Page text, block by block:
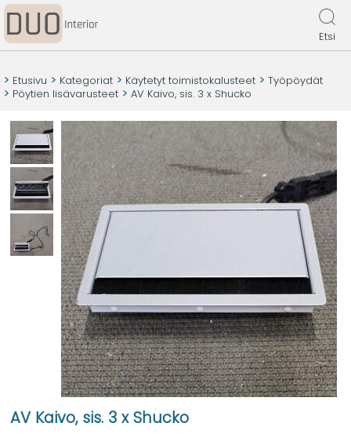
Etsi
Etusivu Kategoriat Käytetyt toimistokalusteet
Työpöydät
Pöytien lisävarusteet
AV Kaivo, sis. 3 x Shucko
AV Kaivo, sis. 3 x Shucko